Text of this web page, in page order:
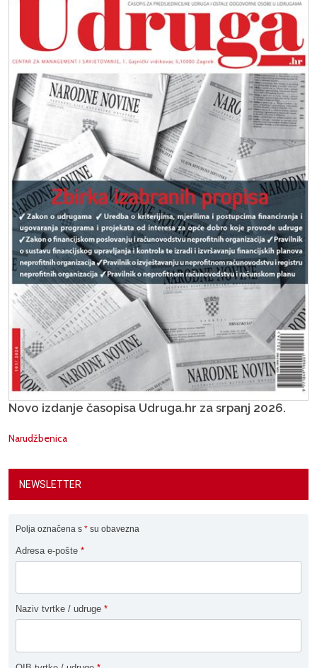
Novo izdanje časopisa Udruga.hr za srpanj 2026.
Narudžbenica
NEWSLETTER
Polja označena s * su obavezna
Adresa e-pošte *
Naziv tvrtke / udruge *